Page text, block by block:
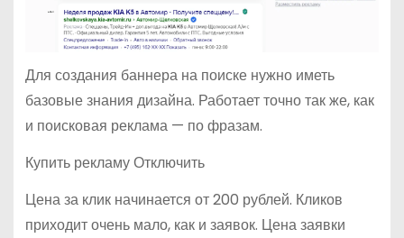
Для создания баннера на поиске нужно иметь
базовые знания дизайна. Работает точно так же, как
и поисковая реклама — по фразам.
Купить рекламу Отключить
Цена за клик начинается от 200 рублей. Кликов
приходит очень мало, как и заявок. Цена заявки